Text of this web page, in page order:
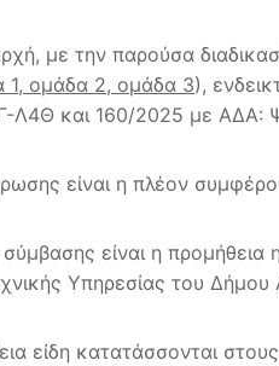
με την παρούσα
1, ομάδα 2, ομάδα 3),
Λ4Θ και 160/2025 με ΑΔΑ:
είναι η πλέον
σύμβασης είναι η
Υπηρεσίας του Δήμου
είδη κατατάσσονται